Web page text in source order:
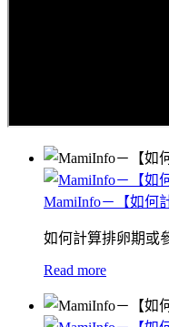
MamiInfo－【如何
如何計算排卵期或
Read more